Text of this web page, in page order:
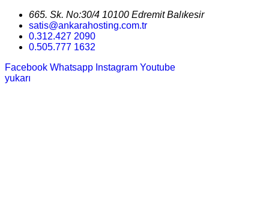
665. Sk. No:30/4 10100 Edremit Balıkesir
satis@ankarahosting.com.tr
0.312.427 2090
0.505.777 1632
Facebook Whatsapp Instagram Youtube
yukarı